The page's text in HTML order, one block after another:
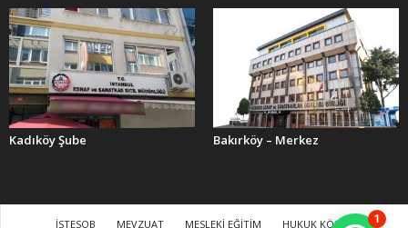
Kadıköy Şube Bakırköy – Merkez
İSTESOB MEVZUAT MESLEKİ EĞİTİM HUKUK KÖŞESİ 1